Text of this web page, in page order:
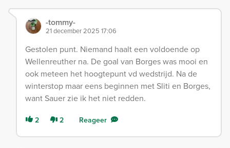
-tommy-
21 december 2025 17:06
Gestolen punt. Niemand haalt een voldoende op
Wellenreuther na. De goal van Borges was mooi en
ook meteen het hoogtepunt vd wedstrijd. Na de
winterstop maar eens beginnen met Sliti en Borges,
want Sauer zie ik het niet redden.
2 2 Reageer